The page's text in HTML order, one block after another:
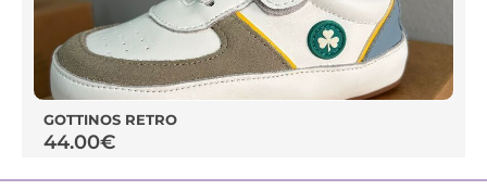
GOTTINOS RETRO
44.00€